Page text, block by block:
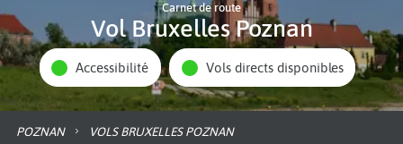
Carnet de route
Vol Bruxelles Poznan
Accessibilité Vols directs disponibles
POZNAN VOLS BRUXELLES POZNAN